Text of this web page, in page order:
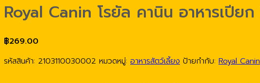
Royal Canin โรยัล คานิน อาหารเปีย
฿269.00
รหัสสินค้า: 2103110030002 หมวดหมู่: อาหารสัตว์เลี้ยง ป้ายกำกับ: Royal Canin